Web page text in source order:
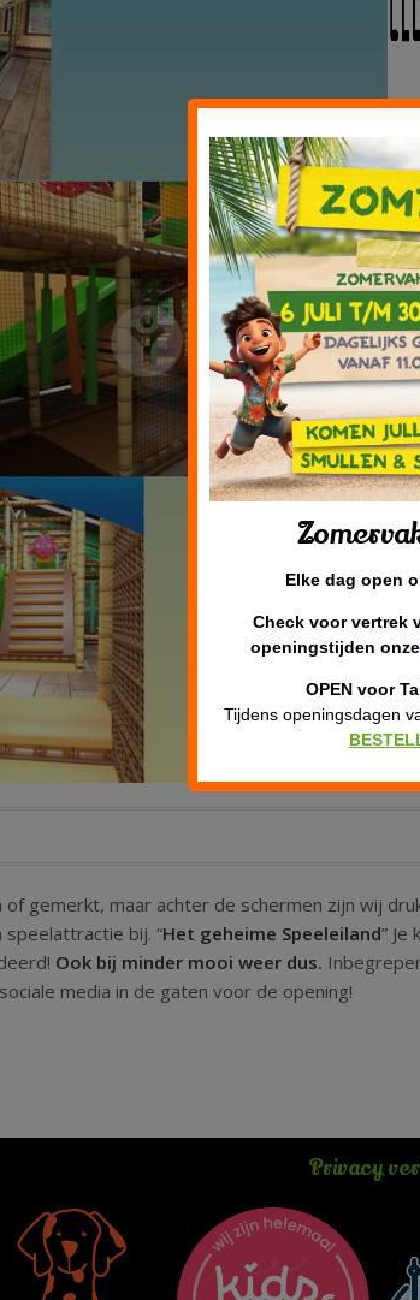
of gemerkt, maar achter de schermen zijn wij
speelattractie bij. “Het geheime Speeleiland”
Ook bij minder mooi weer dus.
media in de gaten voor de opening!
Privacy
Elke dag open
Check voor vertrek
openingstijden onze
OPEN voor
Tijdens openingsdagen